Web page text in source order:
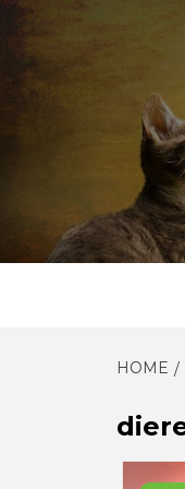
Skip
content
HOME